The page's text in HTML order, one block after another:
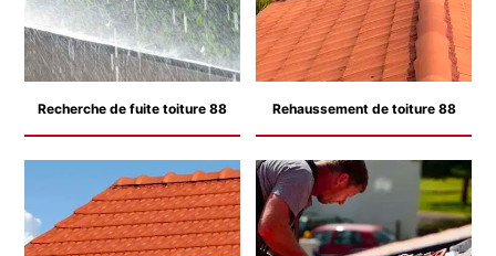
Recherche de fuite toiture 88 Rehaussement de toiture 88